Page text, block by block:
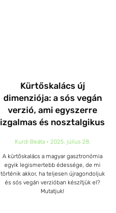
Kürtőskalács új
dimenziója: a sós vegán
verzió, ami egyszerre
izgalmas és nosztalgikus
Kurdi Beáta 2025. július 28.
A kürtőskalács a magyar gasztronómia
egyik legismertebb édessége, de mi
történik akkor, ha teljesen újragondoljuk
és sós vegán verzióban készítjük el?
Mutatjuk!